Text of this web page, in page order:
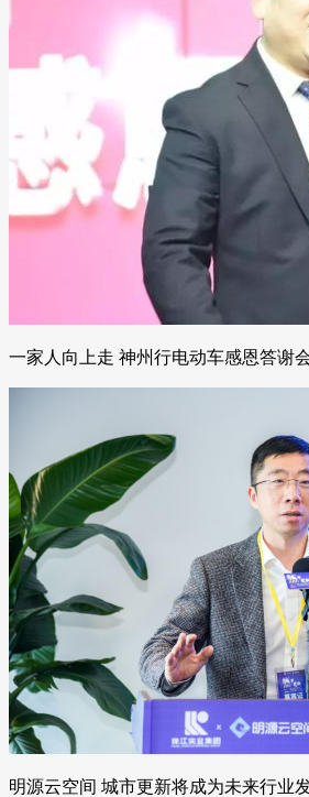
一家人向上走 神州行电动车感恩答谢
明源云空间 城市更新将成为未来行业